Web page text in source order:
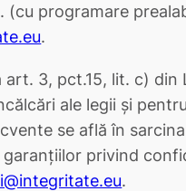
(cu programare
.
3, pct.15, lit. c) din
ale legii și
se află în
privind
.